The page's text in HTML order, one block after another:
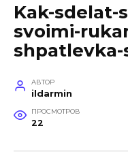
Kak-
svoimi-
АВТОР
ildarmin
ПРОСМОТРОВ
22